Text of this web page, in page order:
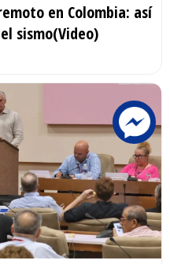
en Colombia: así
sismo(Video)